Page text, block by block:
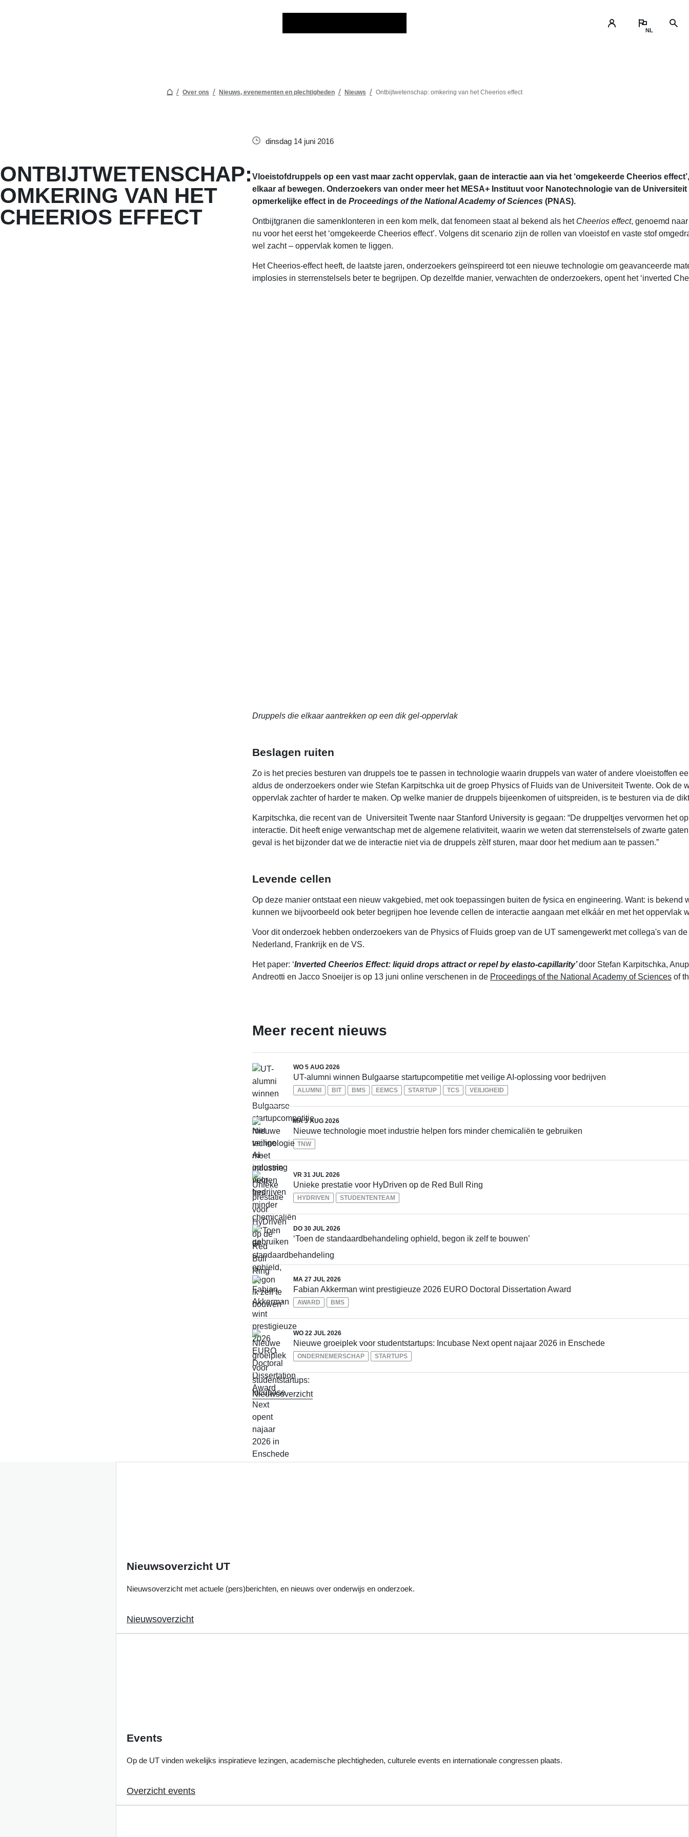
Over ons Nieuws, evenementen en plechtigheden Nieuws Ontbijtwetenschap: omkering van het Cheerios effect
ONTBIJTWETENSCHAP:
OMKERING VAN HET
CHEERIOS EFFECT
dinsdag 14 juni 2016
Vloeistofdruppels op een vast maar zacht oppervlak, gaan de interactie aan via het ‘omgekeerde Cheerios
elkaar af bewegen. Onderzoekers van onder meer het MESA+ Instituut voor Nanotechnologie van de
opmerkelijke effect in de Proceedings of the National Academy of Sciences (PNAS).
Ontbijtgranen die samenklonteren in een kom melk, dat fenomeen staat al bekend als het Cheerios effect, genoemd
nu voor het eerst het ‘omgekeerde Cheerios effect’. Volgens dit scenario zijn de rollen van vloeistof en vaste stof
wel zacht – oppervlak komen te liggen.
Het Cheerios-effect heeft, de laatste jaren, onderzoekers geïnspireerd tot een nieuwe technologie om geavanceerde
implosies in sterrenstelsels beter te begrijpen. Op dezelfde manier, verwachten de onderzoekers, opent het ‘inverted
Druppels die elkaar aantrekken op een dik gel-oppervlak
Beslagen ruiten
Zo is het precies besturen van druppels toe te passen in technologie waarin druppels van water of andere vloeistoffen
aldus de onderzoekers onder wie Stefan Karpitschka uit de groep Physics of Fluids van de Universiteit Twente. Ook
oppervlak zachter of harder te maken. Op welke manier de druppels bijeenkomen of uitspreiden, is te besturen via de
Karpitschka, die recent van de Universiteit Twente naar Stanford University is gegaan: “De druppeltjes vervormen het
interactie. Dit heeft enige verwantschap met de algemene relativiteit, waarin we weten dat sterrenstelsels of zwarte
geval is het bijzonder dat we de interactie niet via de druppels zèlf sturen, maar door het medium aan te passen.”
Levende cellen
Op deze manier ontstaat een nieuw vakgebied, met ook toepassingen buiten de fysica en engineering. Want: is
kunnen we bijvoorbeeld ook beter begrijpen hoe levende cellen de interactie aangaan met elkáár en met het oppervlak
Voor dit onderzoek hebben onderzoekers van de Physics of Fluids groep van de UT samengewerkt met collega's van
Nederland, Frankrijk en de VS.
Het paper: ‘Inverted Cheerios Effect: liquid drops attract or repel by elasto-capillarity’door Stefan Karpitschka,
Andreotti en Jacco Snoeijer is op 13 juni online verschenen in de Proceedings of the National Academy of Sciences of
Meer recent nieuws
WO 5 AUG 2026
UT-alumni winnen Bulgaarse startupcompetitie met veilige AI-oplossing voor bedrijven
ALUMNI BIT BMS EEMCS STARTUP TCS VEILIGHEID
MA 3 AUG 2026
Nieuwe technologie moet industrie helpen fors minder chemicaliën te gebruiken
TNW
VR 31 JUL 2026
Unieke prestatie voor HyDriven op de Red Bull Ring
HYDRIVEN STUDENTENTEAM
DO 30 JUL 2026
‘Toen de standaardbehandeling ophield, begon ik zelf te bouwen’
MA 27 JUL 2026
Fabian Akkerman wint prestigieuze 2026 EURO Doctoral Dissertation Award
AWARD BMS
WO 22 JUL 2026
Nieuwe groeiplek voor studentstartups: Incubase Next opent najaar 2026 in Enschede
ONDERNEMERSCHAP STARTUPS
Nieuwsoverzicht
Nieuwsoverzicht UT
Nieuwsoverzicht met actuele (pers)berichten, en nieuws over onderwijs en onderzoek.
Nieuwsoverzicht
Events
Op de UT vinden wekelijks inspiratieve lezingen, academische plechtigheden, culturele events en internationale congressen plaats.
Overzicht events